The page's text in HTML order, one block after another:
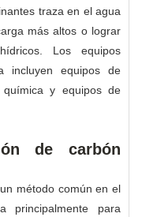
traza en el agua
más altos o lograr
Los equipos
incluyen equipos de
química y equipos de
de carbón
método común en el
principalmente para